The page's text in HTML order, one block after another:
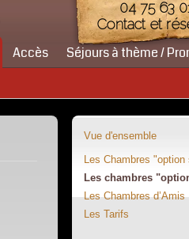
Accès Séjours à thème /
04 75 63
Contact et
Vue d'ensemble
Les Chambres "option
Les chambres
Les Chambres d’Amis
Les Tarifs